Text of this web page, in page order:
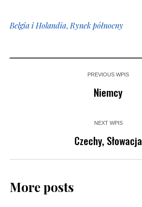
Belgia i Holandia, Rynek północny
PREVIOUS WPIS
Niemcy
NEXT WPIS
Czechy, Słowacja
More posts